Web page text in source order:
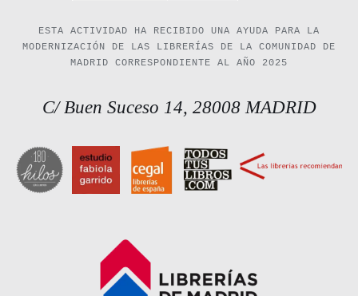
ESTA ACTIVIDAD HA RECIBIDO UNA AYUDA PARA LA
MODERNIZACIÓN DE LAS LIBRERÍAS DE LA COMUNIDAD DE
MADRID CORRESPONDIENTE AL AÑO 2025
C/ Buen Suceso 14, 28008 MADRID